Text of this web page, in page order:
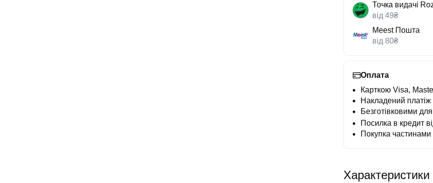
Точка видачі
від 49₴
Meest Пошта
від 80₴
Оплата
Карткою Visa,
Накладений платіж
Безготівковими
Посилка в кредит
Покупка частинами
Характеристики